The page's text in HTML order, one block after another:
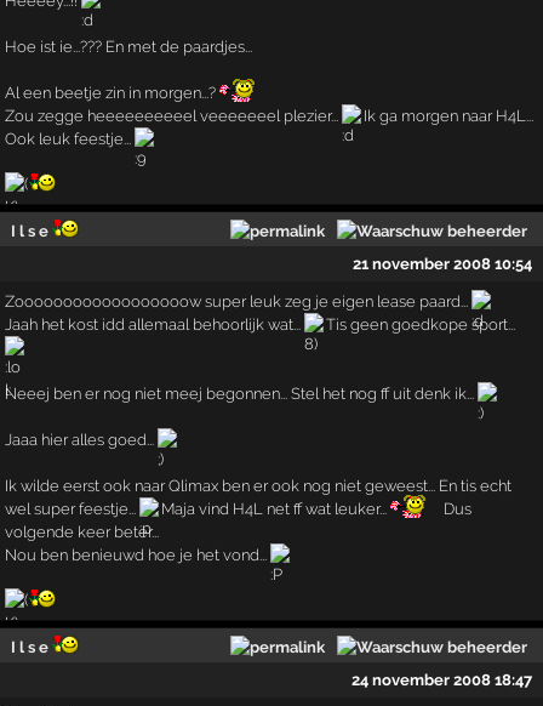
Hoe ist ie...??? En met de paardjes...
Al een beetje zin in morgen...?
Zou zegge heeeeeeeeeel veeeeeeel plezier...
Ik ga morgen naar H4L...
Ook leuk feestje...
I l s e
21 november 2008 10:54
Zoooooooooooooooooow super leuk zeg je eigen lease paard...
Jaah het kost idd allemaal behoorlijk wat...
Tis geen goedkope sport...
Neeej ben er nog niet meej begonnen... Stel het nog ff uit denk ik...
Jaaa hier alles goed...
Ik wilde eerst ook naar Qlimax ben er ook nog niet geweest... En tis echt
wel super feestje...
Maja vind H4L net ff wat leuker...
Dus
volgende keer beter...
Nou ben benieuwd hoe je het vond...
I l s e
24 november 2008 18:47